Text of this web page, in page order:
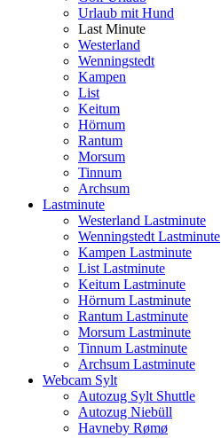
Urlaub mit Hund
Last Minute
Westerland
Wenningstedt
Kampen
List
Keitum
Hörnum
Rantum
Morsum
Tinnum
Archsum
Lastminute
Westerland Lastminute
Wenningstedt Lastminute
Kampen Lastminute
List Lastminute
Keitum Lastminute
Hörnum Lastminute
Rantum Lastminute
Morsum Lastminute
Tinnum Lastminute
Archsum Lastminute
Webcam Sylt
Autozug Sylt Shuttle
Autozug Niebüll
Havneby Rømø